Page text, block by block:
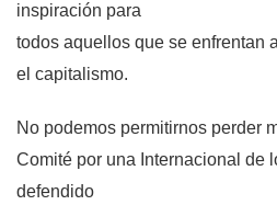
inspiración para
todos aquellos que se enfrentan
el capitalismo.
No podemos permitirnos perder
Comité por una Internacional de
defendido